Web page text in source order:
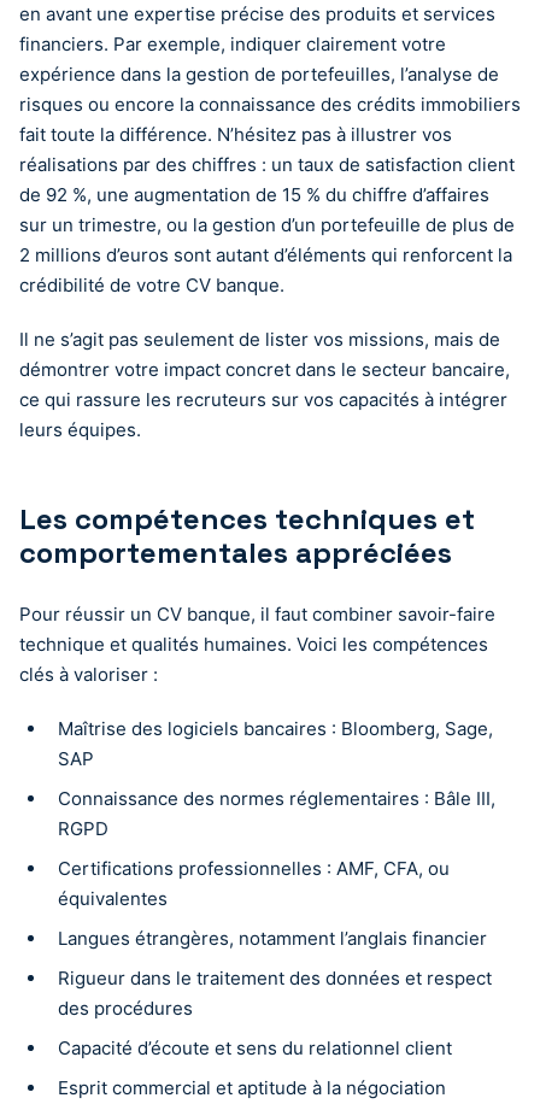
en avant une expertise précise des produits et services
financiers. Par exemple, indiquer clairement votre
expérience dans la gestion de portefeuilles, l’analyse de
risques ou encore la connaissance des crédits immobiliers
fait toute la différence. N’hésitez pas à illustrer vos
réalisations par des chiffres : un taux de satisfaction client
de 92 %, une augmentation de 15 % du chiffre d’affaires
sur un trimestre, ou la gestion d’un portefeuille de plus de
2 millions d’euros sont autant d’éléments qui renforcent la
crédibilité de votre CV banque.
Il ne s’agit pas seulement de lister vos missions, mais de
démontrer votre impact concret dans le secteur bancaire,
ce qui rassure les recruteurs sur vos capacités à intégrer
leurs équipes.
Les compétences techniques et
comportementales appréciées
Pour réussir un CV banque, il faut combiner savoir-faire
technique et qualités humaines. Voici les compétences
clés à valoriser :
Maîtrise des logiciels bancaires : Bloomberg, Sage,
SAP
Connaissance des normes réglementaires : Bâle III,
RGPD
Certifications professionnelles : AMF, CFA, ou
équivalentes
Langues étrangères, notamment l’anglais financier
Rigueur dans le traitement des données et respect
des procédures
Capacité d’écoute et sens du relationnel client
Esprit commercial et aptitude à la négociation